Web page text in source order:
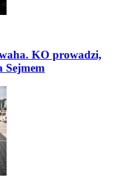
KO prowadzi,
Sejmem